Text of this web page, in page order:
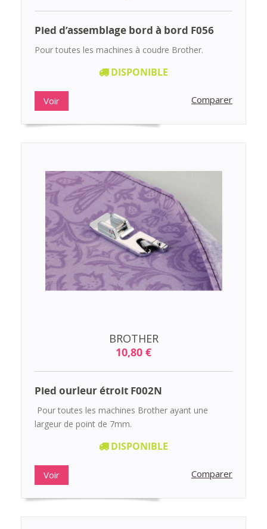
Pied d’assemblage bord à bord F056
Pour toutes les machines à coudre Brother.
DISPONIBLE
Voir Comparer
BROTHER
10,80 €
Pied ourleur étroit F002N
Pour toutes les machines Brother ayant une
largeur de point de 7mm.
DISPONIBLE
Voir Comparer